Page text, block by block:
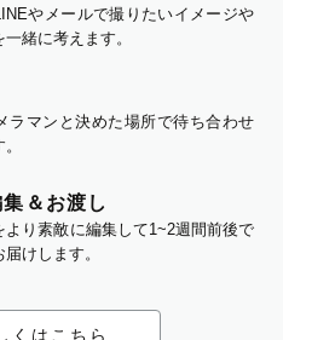
やメールで撮りたいイメージや
緒に考えます。
ラマンと決めた場所で待ち合わせ
＆お渡し
より素敵に編集して1~2週間前後で
けします。
くはこちら